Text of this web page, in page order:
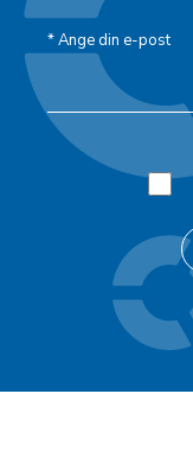
*Ange din e-post